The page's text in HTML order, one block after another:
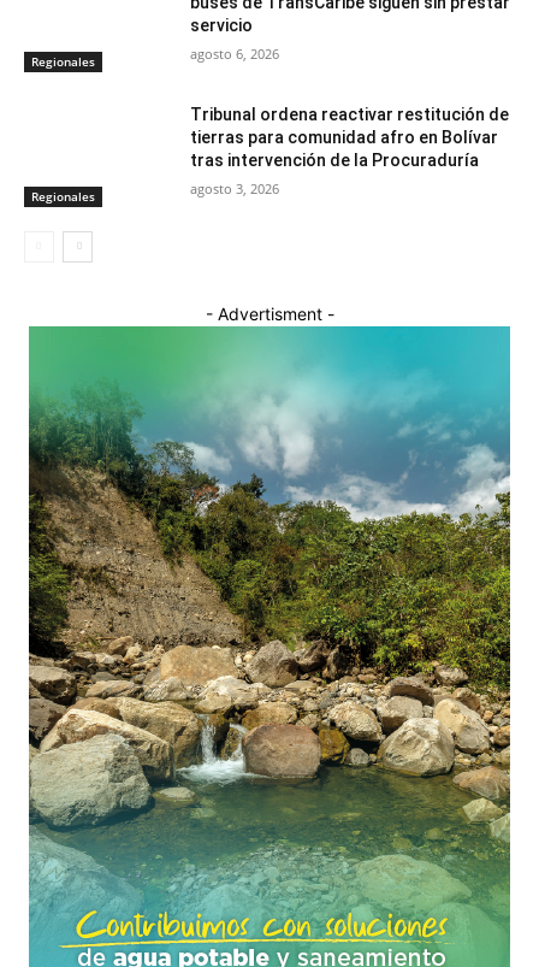
Regionales
servicio
agosto 6, 2026
Regionales
Tribunal ordena reactivar restitución de
tierras para comunidad afro en Bolívar
tras intervención de la Procuraduría
agosto 3, 2026
- Advertisment -